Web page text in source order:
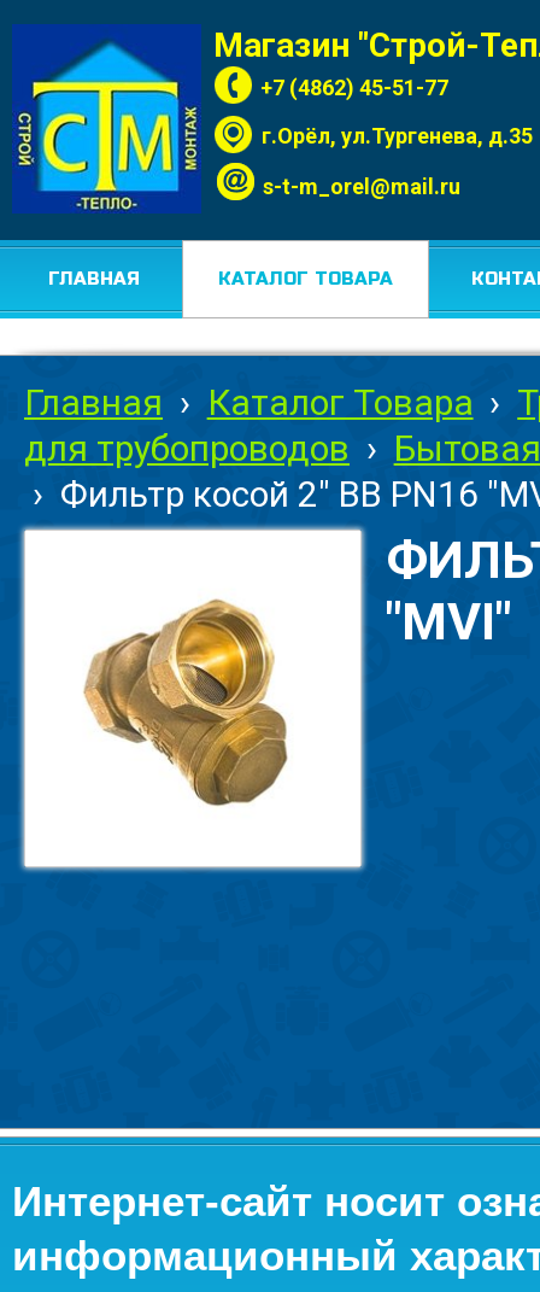
Магазин "Строй-
+7 (4862) 45-51-77
г.Орёл, ул.Тургенева, д.35
s-t-m_orel@mail.ru
ГЛАВНАЯ КАТАЛОГ ТОВАРА
Главная › Каталог Товара ›
для трубопроводов ›
› Фильтр косой 2" ВВ PN16
"MVI"
Интернет-сайт носит
информационный